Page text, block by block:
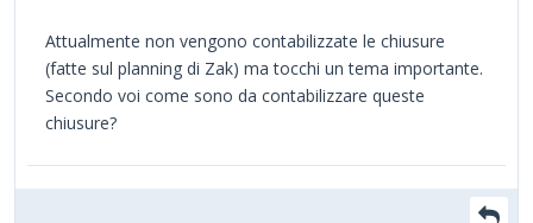
Attualmente non vengono contabilizzate le chiusure
(fatte sul planning di Zak) ma tocchi un tema importante.
Secondo voi come sono da contabilizzare queste
chiusure?